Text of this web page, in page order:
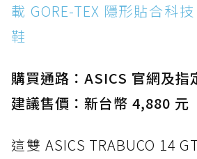
載 GORE-TEX 隱形貼合科
鞋
購買通路：ASICS 官網及指
建議售價：新台幣 4,880 元
這雙 ASICS TRABUCO 14